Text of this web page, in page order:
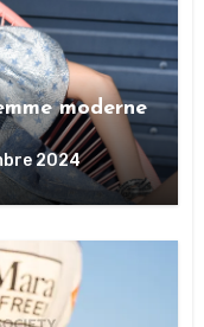
moderne
2024